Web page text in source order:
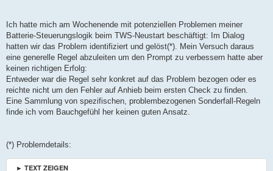
Ich hatte mich am Wochenende mit potenziellen Problemen meiner
Batterie-Steuerungslogik beim TWS-Neustart beschäftigt: Im Dialog
hatten wir das Problem identifiziert und gelöst(*). Mein Versuch daraus
eine generelle Regel abzuleiten um den Prompt zu verbessern hatte aber
keinen richtigen Erfolg:
Entweder war die Regel sehr konkret auf das Problem bezogen oder es
reichte nicht um den Fehler auf Anhieb beim ersten Check zu finden.
Eine Sammlung von spezifischen, problembezogenen Sonderfall-Regeln
finde ich vom Bauchgefühl her keinen guten Ansatz.
(*) Problemdetails:
► TEXT ZEIGEN